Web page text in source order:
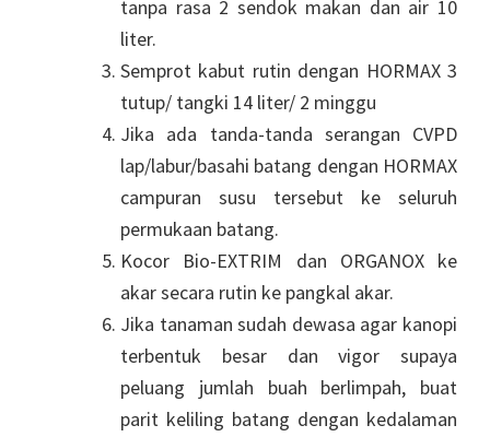
tanpa rasa 2 sendok makan dan air 10
liter.
Semprot kabut rutin dengan HORMAX 3
tutup/ tangki 14 liter/ 2 minggu
Jika ada tanda-tanda serangan CVPD
lap/labur/basahi batang dengan HORMAX
campuran susu tersebut ke seluruh
permukaan batang.
Kocor Bio-EXTRIM dan ORGANOX ke
akar secara rutin ke pangkal akar.
Jika tanaman sudah dewasa agar kanopi
terbentuk besar dan vigor supaya
peluang jumlah buah berlimpah, buat
parit keliling batang dengan kedalaman